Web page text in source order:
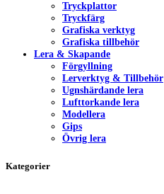
Tryckplattor
Tryckfärg
Grafiska verktyg
Grafiska tillbehör
Lera & Skapande
Förgyllning
Lerverktyg & Tillbehör
Ugnshärdande lera
Lufttorkande lera
Modellera
Gips
Övrig lera
Kategorier